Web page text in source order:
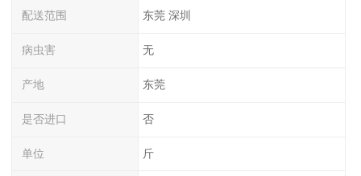
配送范围 东莞 深圳
病虫害 无
产地 东莞
是否进口 否
单位 斤